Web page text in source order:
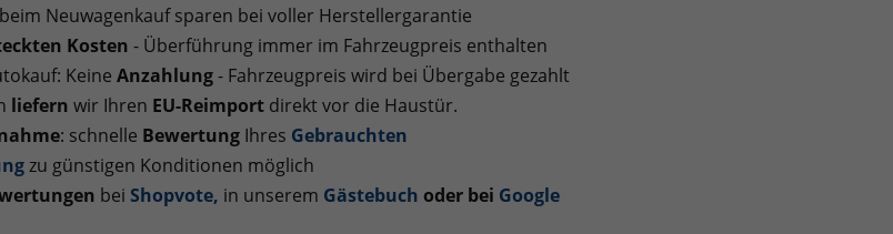
Neuwagenkauf sparen bei voller Herstellergarantie
Kosten - Überführung immer im Fahrzeugpreis enthalten
Keine Anzahlung- Fahrzeugpreis wird bei Übergabe gezahlt
liefern wir Ihren EU-Reimportdirekt vor die Haustür.
: schnelle BewertungIhres Gebrauchten
zu günstigen Konditionen möglich
bei Shopvote, in unserem Gästebuch oder bei Google